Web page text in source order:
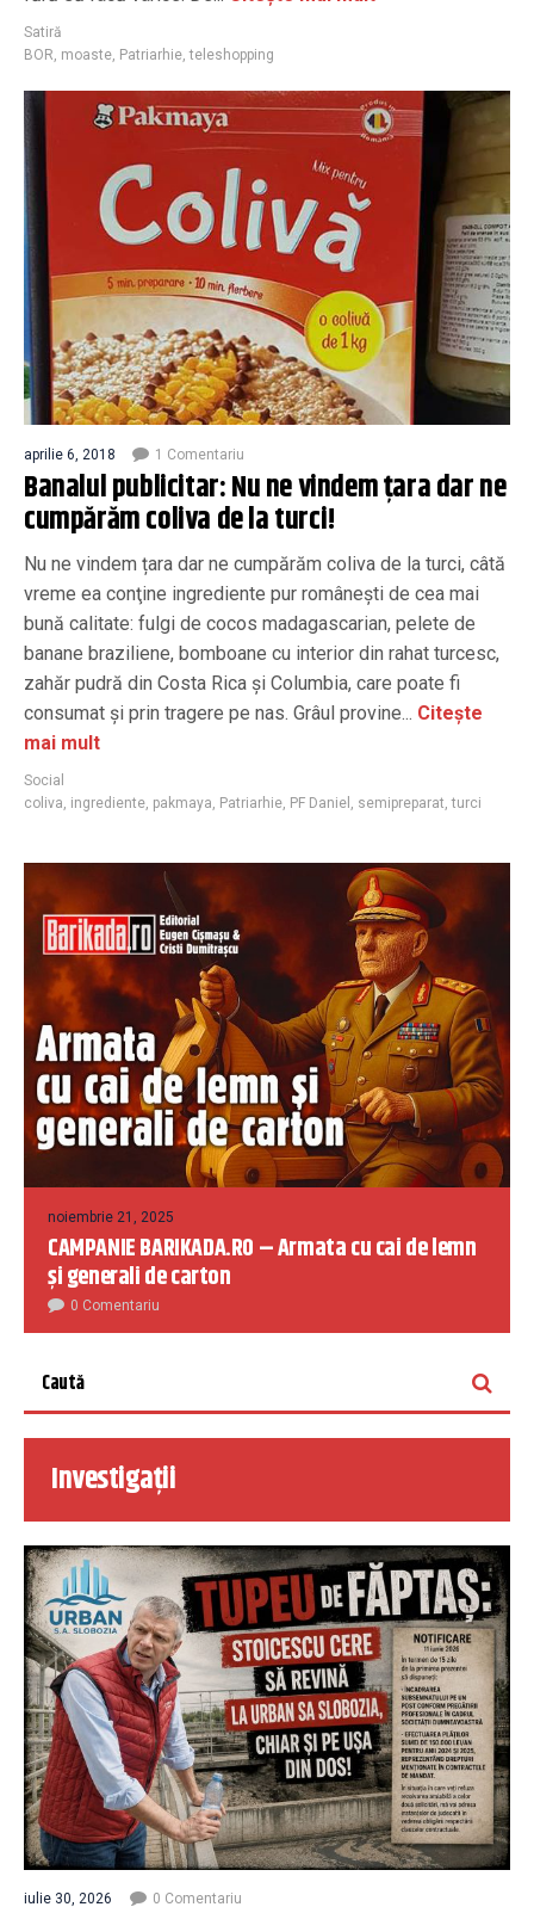
Satiră
BOR, moaste, Patriarhie,teleshopping
aprilie 6, 2018 1 Comentariu
Banalul publicitar: Nu ne vindem țara dar ne
cumpărăm coliva de la turci!
Nu ne vindem țara dar ne cumpărăm coliva de la turci, câtă
vreme ea conţine ingrediente pur româneşti de cea mai
bună calitate: fulgi de cocos madagascarian, pelete de
banane braziliene, bomboane cu interior din rahat turcesc,
zahăr pudră din Costa Rica şi Columbia, care poate fi
consumat şi prin tragere pe nas. Grâul provine... Citește
mai mult
Social
coliva, ingrediente, pakmaya, Patriarhie, PF Daniel , semipreparat,turci
noiembrie 21, 2025
CAMPANIE BARIKADA.RO – Armata cu cai de lemn
și generali de carton
0 Comentariu
Investigații
iulie 30, 2026 0 Comentariu